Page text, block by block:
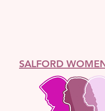
SALFORD